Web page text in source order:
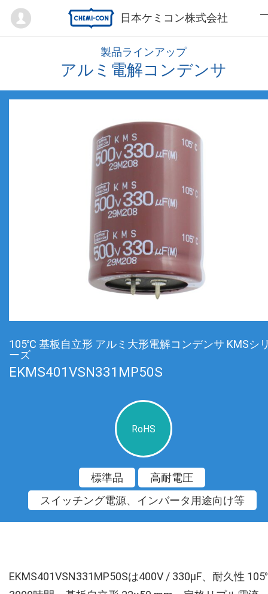
日本ケミコン株式会社
Mypage
製品ラインアップ
アルミ電解コンデンサ
105℃ 基板自立形 アルミ大形電解コンデンサ KMSシ
ーズ
EKMS401VSN331MP50S
RoHS
標準品
高耐電圧
スイッチング電源、インバータ用途向け等
EKMS401VSN331MP50Sは400V / 330µF、耐久性